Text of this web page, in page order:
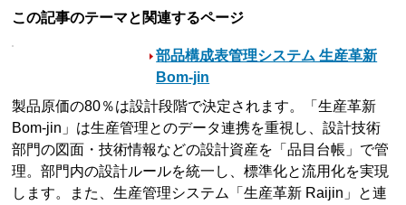
この記事のテーマと関連するページ
部品構成表管理システム 生産革新
Bom-jin
製品原価の80％は設計段階で決定されます。「生産革新
Bom-jin」は生産管理とのデータ連携を重視し、設計技術
部門の図面・技術情報などの設計資産を「品目台帳」で管
理。部門内の設計ルールを統一し、標準化と流用化を実現
します。また、生産管理システム「生産革新 Raijin」と連